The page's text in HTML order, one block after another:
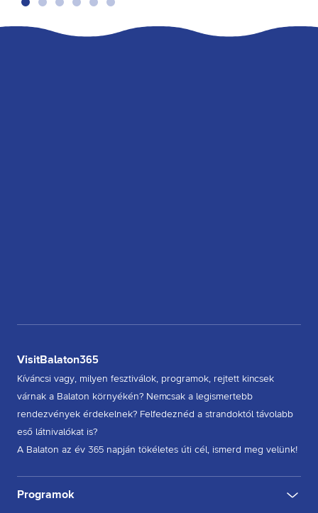
VisitBalaton365
Kíváncsi vagy, milyen fesztiválok, programok, rejtett kincsek
várnak a Balaton környékén? Nemcsak a legismertebb
rendezvények érdekelnek? Felfedeznéd a strandoktól távolabb
eső látnivalókat is?
A Balaton az év 365 napján tökéletes úti cél, ismerd meg velünk!
Programok